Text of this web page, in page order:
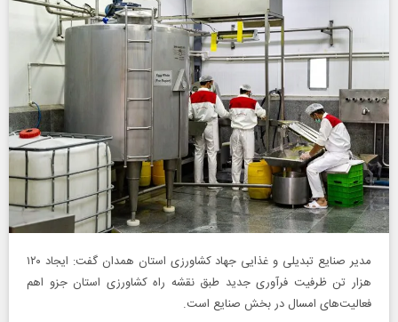
مدیر صنایع تبدیلی و غذایی جهاد کشاورزی استان همدان گفت: ایجاد ۱۲۰
هزار تن ظرفیت فرآوری جدید طبق نقشه راه کشاورزی استان جزو اهم
فعالیت‌های امسال در بخش صنایع است.